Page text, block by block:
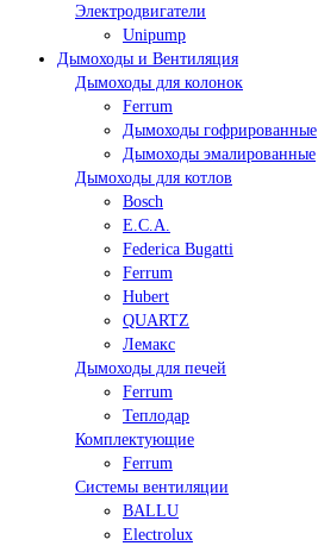
Электродвигатели
Unipump
Дымоходы и Вентиляция
Дымоходы для колонок
Ferrum
Дымоходы гофрированные
Дымоходы эмалированные
Дымоходы для котлов
Bosch
E.C.A.
Federica Bugatti
Ferrum
Hubert
QUARTZ
Лемакс
Дымоходы для печей
Ferrum
Теплодар
Комплектующие
Ferrum
Системы вентиляции
BALLU
Electrolux